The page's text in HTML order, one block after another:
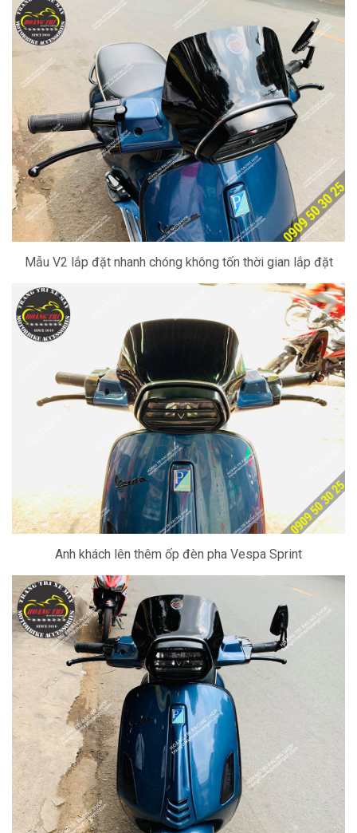
Mẫu V2 lắp đặt nhanh chóng không tốn thời gian lắp đặt
Anh khách lên thêm ốp đèn pha Vespa Sprint